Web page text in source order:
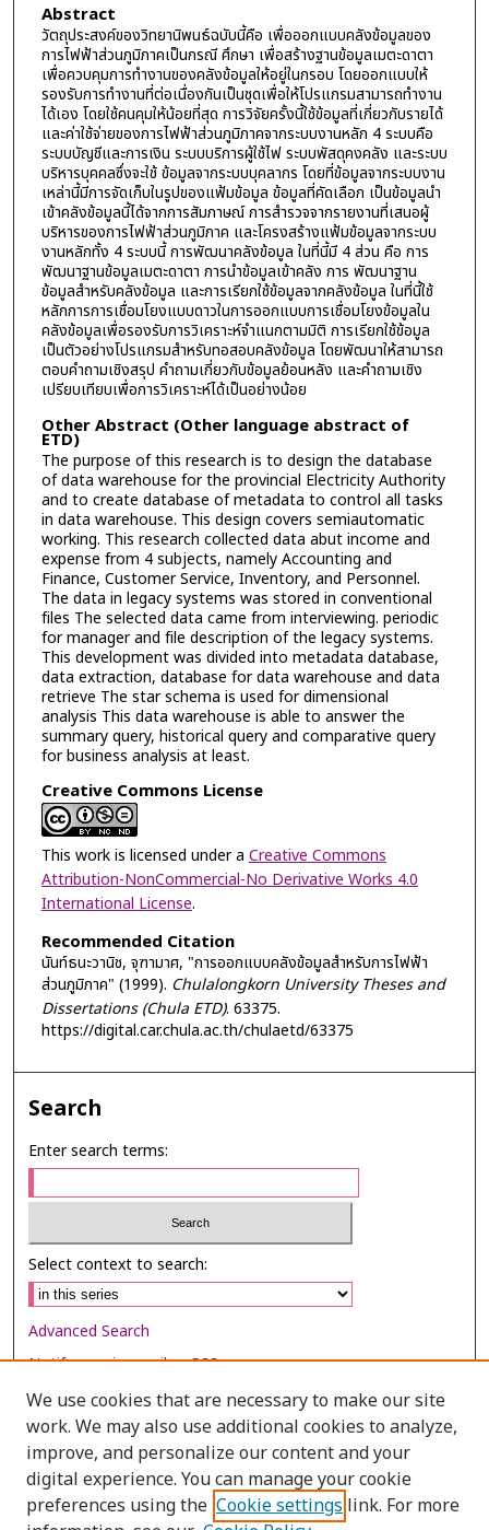
Abstract
วัตถุประสงค์ของวิทยานิพนธ์ฉบับนี้คือ เพื่อออกแบบคลังข้อมูลของ
การไฟฟ้าส่วนภูมิภาคเป็นกรณี ศึกษา เพื่อสร้างฐานข้อมูลเมตะดาตา
เพื่อควบคุมการทำงานของคลังข้อมูลให้อยู่ในกรอบ โดยออกแบบให้
รองรับการทำงานที่ต่อเนื่องกันเป็นชุดเพื่อให้โปรแกรมสามารถทำงาน
ได้เอง โดยใช้คนคุมให้น้อยที่สุด การวิจัยครั้งนี้ใช้ข้อมูลที่เกี่ยวกับรายได้
และค่าใช้จ่ายของการไฟฟ้าส่วนภูมิภาคจากระบบงานหลัก 4 ระบบคือ
ระบบบัญชีและการเงิน ระบบบริการผู้ใช้ไฟ ระบบพัสดุคงคลัง และระบบ
บริหารบุคคลซึ่งจะใช้ ข้อมูลจากระบบบุคลากร โดยที่ข้อมูลจากระบบงาน
เหล่านี้มีการจัดเก็บในรูปของแฟ้มข้อมูล ข้อมูลที่คัดเลือก เป็นข้อมูลนำ
เข้าคลังข้อมูลนี้ได้จากการสัมภาษณ์ การสำรวจจากรายงานที่เสนอผู้
บริหารของการไฟฟ้าส่วนภูมิภาค และโครงสร้างแฟ้มข้อมูลจากระบบ
งานหลักทั้ง 4 ระบบนี้ การพัฒนาคลังข้อมูล ในที่นี้มี 4 ส่วน คือ การ
พัฒนาฐานข้อมูลเมตะดาตา การนำข้อมูลเข้าคลัง การ พัฒนาฐาน
ข้อมูลสำหรับคลังข้อมูล และการเรียกใช้ข้อมูลจากคลังข้อมูล ในที่นี้ใช้
หลักการการเชื่อมโยงแบบดาวในการออกแบบการเชื่อมโยงข้อมูลใน
คลังข้อมูลเพื่อรองรับการวิเคราะห์จำแนกตามมิติ การเรียกใช้ข้อมูล
เป็นตัวอย่างโปรแกรมสำหรับทอสอบคลังข้อมูล โดยพัฒนาให้สามารถ
ตอบคำถามเชิงสรุป คำถามเกี่ยวกับข้อมูลย้อนหลัง และคำถามเชิง
เปรียบเทียบเพื่อการวิเคราะห์ได้เป็นอย่างน้อย
Other Abstract (Other language abstract of
ETD)
The purpose of this research is to design the database
of data warehouse for the provincial Electricity Authority
and to create database of metadata to control all tasks
in data warehouse. This design covers semiautomatic
working. This research collected data abut income and
expense from 4 subjects, namely Accounting and
Finance, Customer Service, Inventory, and Personnel.
The data in legacy systems was stored in conventional
files The selected data came from interviewing. periodic
for manager and file description of the legacy systems.
This development was divided into metadata database,
data extraction, database for data warehouse and data
retrieve The star schema is used for dimensional
analysis This data warehouse is able to answer the
summary query, historical query and comparative query
for business analysis at least.
Creative Commons License
This work is licensed under a Creative Commons
Attribution-NonCommercial-No Derivative Works 4.0
International License.
Recommended Citation
นันท์ธนะวานิช, จุฑามาศ, "การออกแบบคลังข้อมูลสำหรับการไฟฟ้า
ส่วนภูมิภาค" (1999). Chulalongkorn University Theses and
Dissertations (Chula ETD). 63375.
https://digital.car.chula.ac.th/chulaetd/63375
Search
Enter search terms:
Select context to search:
Advanced Search
Notify me via email orRSS
Browse
Collections
Disciplines
Authors
We use cookies that are necessary to make our site
work. We may also use additional cookies to analyze,
improve, and personalize our content and your
digital experience. You can manage your cookie
preferences using the Cookie settings link. For more